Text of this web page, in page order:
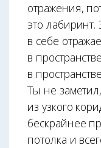
отражения,
это лабиринт.
в себе
в
в
Ты не
из узкого
бескрайнее
потолка и